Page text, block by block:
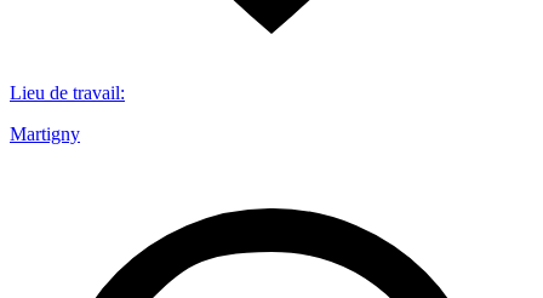
Lieu de travail:
Martigny